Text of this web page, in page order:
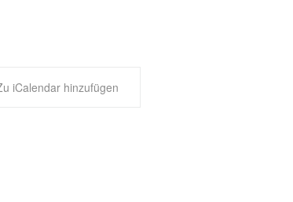
iCalendar hinzufügen